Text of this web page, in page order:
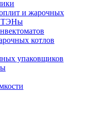
и жарочных
ТЭНы
котлов
упаковщиков